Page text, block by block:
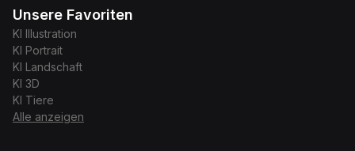
Unsere Favoriten
KI
Illustration
KI Portrait
KI Landschaft
KI 3D
KI Tiere
Alle anzeigen